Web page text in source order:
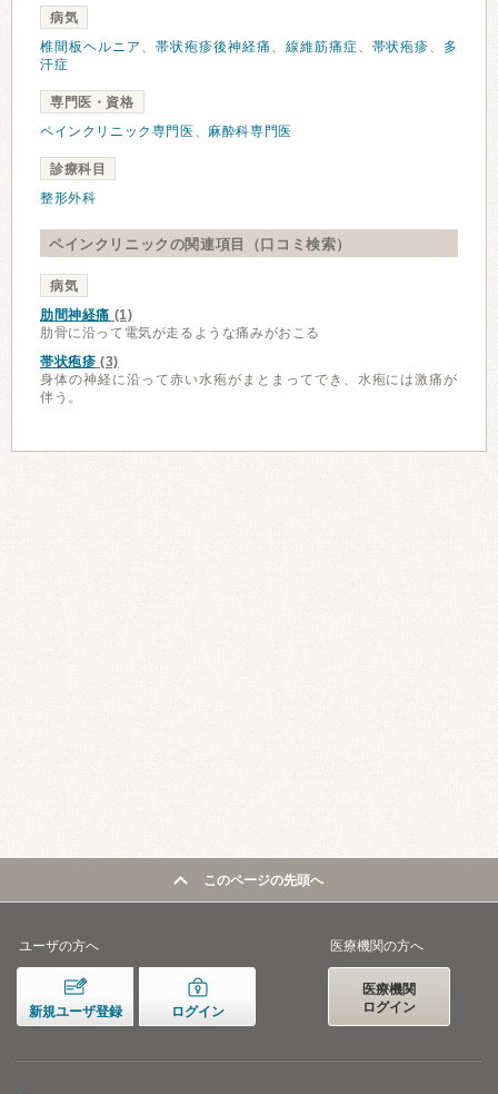
病気
椎間板ヘルニア 、 帯状疱疹後神経痛 、 線維筋痛症、 帯状疱疹、 多
汗症
専門医・資格
ペインクリニック専門医 、 麻酔科専門医
診療科目
整形外科
ペインクリニックの関連項目（口コミ検索）
病気
肋間神経痛 (1)
肋骨に沿って電気が走るような痛みがおこる
帯状疱疹 (3)
身体の神経に沿って赤い水疱がまとまってでき、水疱には激痛が
伴う。
このページの先頭へ
ユーザの方へ
新規ユーザ登録 ログイン
医療機関の方へ
医療機関
ログイン